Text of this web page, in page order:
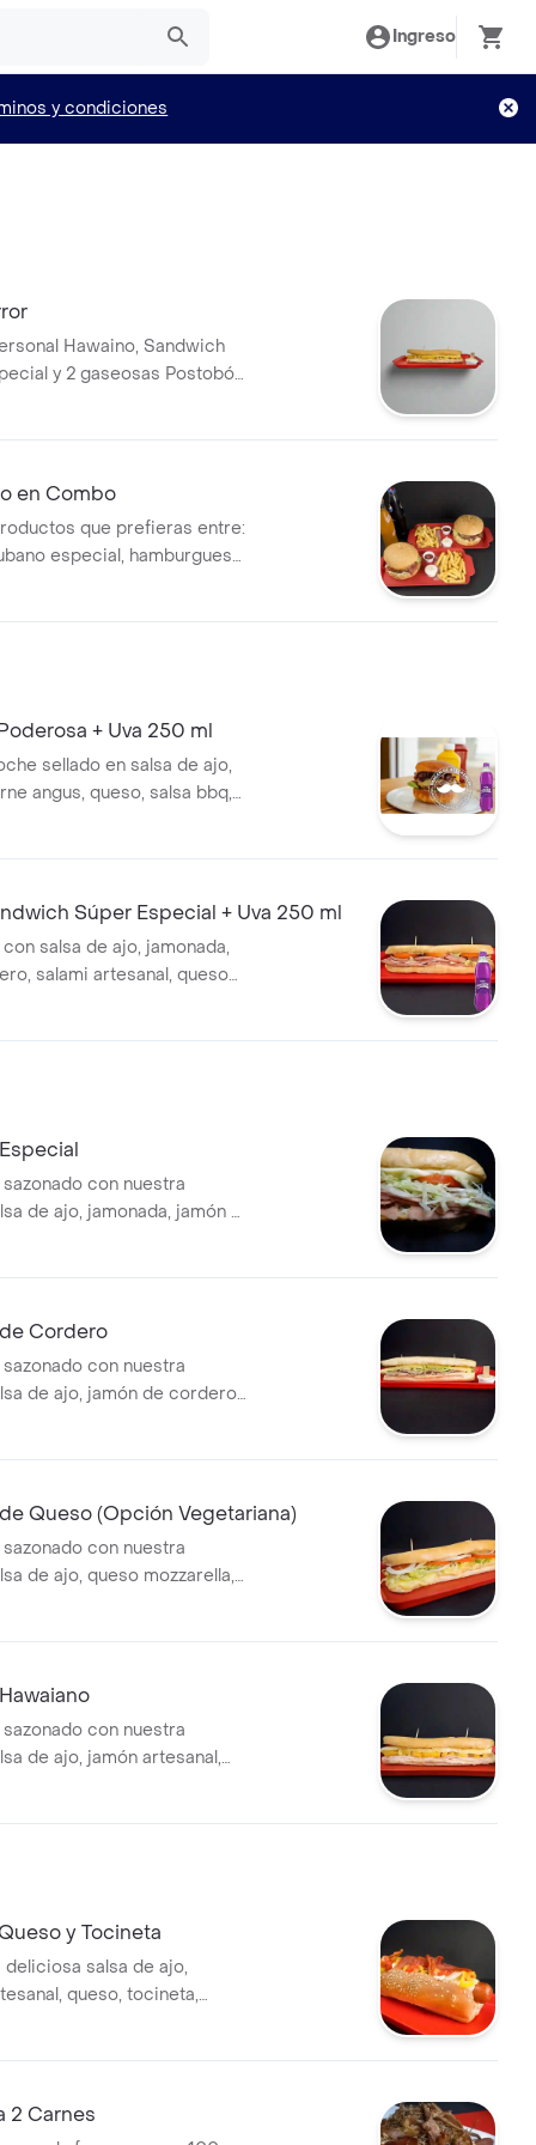
Ingreso
y condiciones
Hawaino, Sandwich
y 2 gaseosas Postobón
en Combo
que prefieras entre:
especial, hamburguesa
de 2 papas
+ Uva 250 ml
sellado en salsa de ajo,
angus, queso, salsa bbq,
lechuga y tomate. +
Súper Especial + Uva 250 ml
salsa de ajo, jamonada,
salami artesanal, queso
y tomate + Gaseosa.
con nuestra
de ajo, jamonada, jamón y
queso mozzarella,
Cordero
con nuestra
de ajo, jamón de cordero
mozzarella, lechuga y
Queso (Opción Vegetariana)
con nuestra
de ajo, queso mozzarella,
lechuga y tomate.
con nuestra
de ajo, jamón artesanal,
trozos y queso mozzarella.
y Tocineta
deliciosa salsa de ajo,
queso, tocineta,
piña, mostaza y papita
2 Carnes